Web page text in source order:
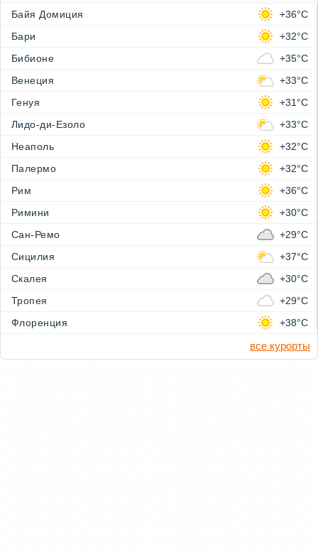
Байя Домиция
+36°C
Бари
+32°C
Бибионе
+35°C
Венеция
+33°C
Генуя
+31°C
Лидо-ди-Езоло
+33°C
Неаполь
+32°C
Палермо
+32°C
Рим
+36°C
Римини
+30°C
Сан-Ремо
+29°C
Сицилия
+37°C
Скалея
+30°C
Тропея
+29°C
Флоренция
+38°C
все курорты